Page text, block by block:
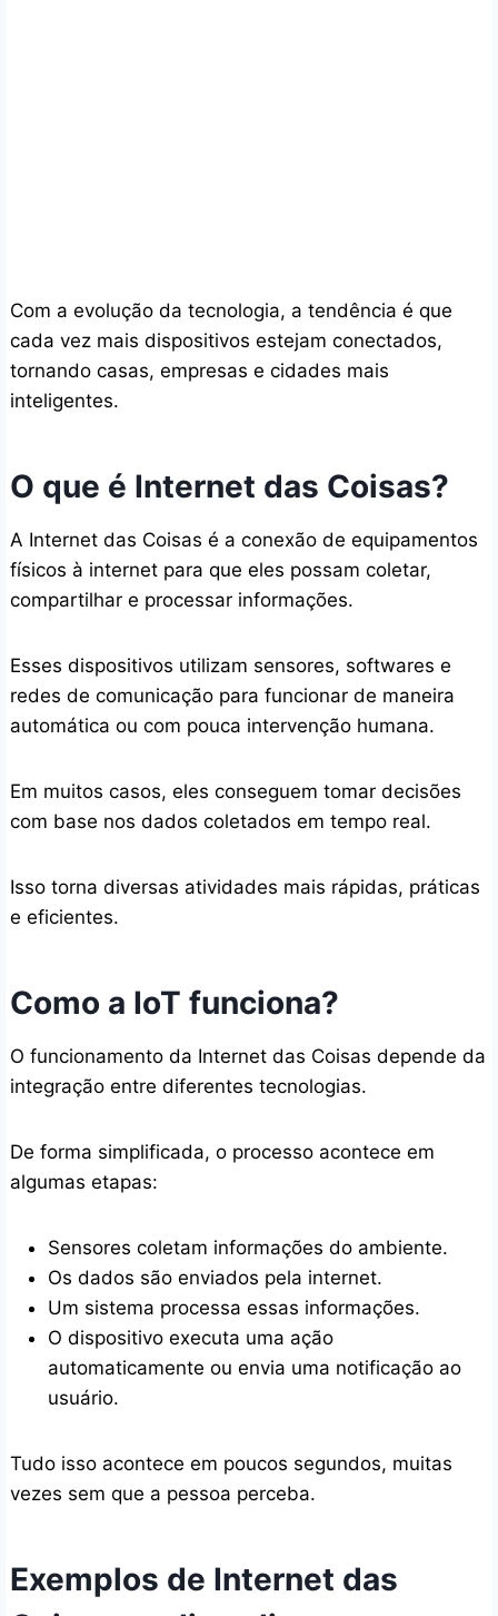
Com a evolução da tecnologia, a tendência é que
cada vez mais dispositivos estejam conectados,
tornando casas, empresas e cidades mais
inteligentes.
O que é Internet das Coisas?
A Internet das Coisas é a conexão de equipamentos
físicos à internet para que eles possam coletar,
compartilhar e processar informações.
Esses dispositivos utilizam sensores, softwares e
redes de comunicação para funcionar de maneira
automática ou com pouca intervenção humana.
Em muitos casos, eles conseguem tomar decisões
com base nos dados coletados em tempo real.
Isso torna diversas atividades mais rápidas, práticas
e eficientes.
Como a IoT funciona?
O funcionamento da Internet das Coisas depende da
integração entre diferentes tecnologias.
De forma simplificada, o processo acontece em
algumas etapas:
Sensores coletam informações do ambiente.
Os dados são enviados pela internet.
Um sistema processa essas informações.
O dispositivo executa uma ação
automaticamente ou envia uma notificação ao
usuário.
Tudo isso acontece em poucos segundos, muitas
vezes sem que a pessoa perceba.
Exemplos de Internet das